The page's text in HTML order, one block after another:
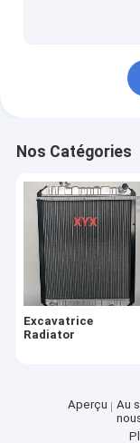
Nos Catégories
Excavatrice
Radiator
Aperçu
Au